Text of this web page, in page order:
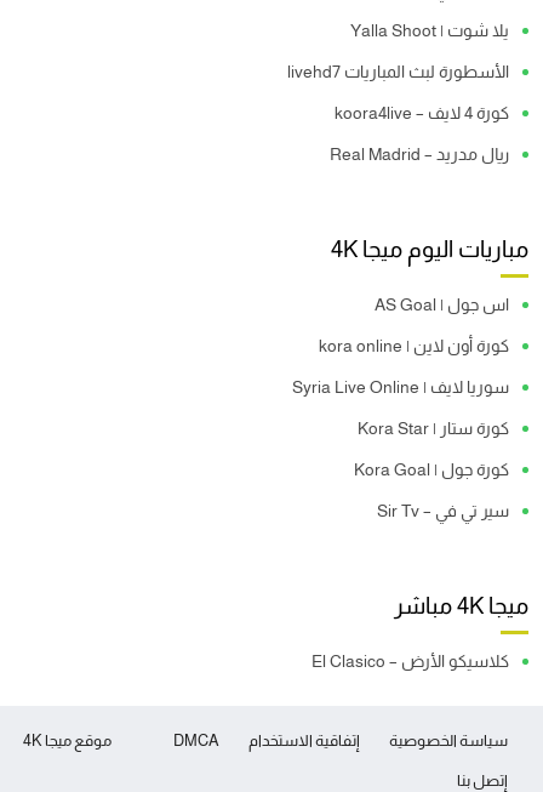
يلا شوت | Yalla Shoot
الأسطورة لبث المباريات livehd7
كورة 4 لايف – koora4live
ريال مدريد – Real Madrid
مباريات اليوم ميجا 4K
اس جول | AS Goal
كورة أون لاين | kora online
سوريا لايف | Syria Live Online
كورة ستار | Kora Star
كورة جول | Kora Goal
سير تي في – Sir Tv
ميجا 4K مباشر
كلاسيكو الأرض – El Clasico
موقع ميجا 4K سياسة الخصوصية إتفاقية الاستخدام DMCA
إتصل بنا